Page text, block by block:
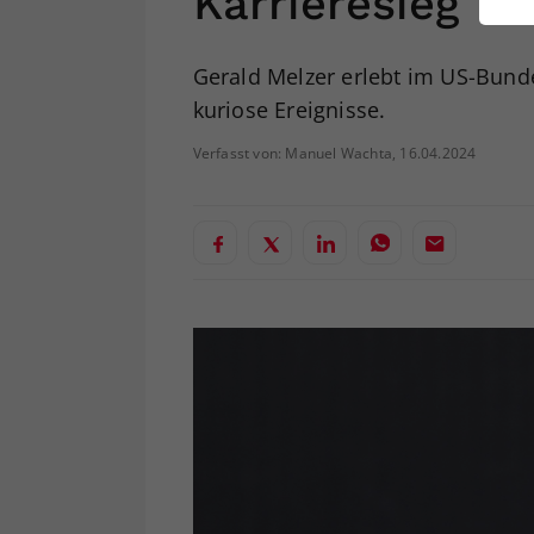
Gerald Melzer erlebt im US-
kuriose Ereignisse.
Verfasst von: Manuel Wachta, 16.04.2024